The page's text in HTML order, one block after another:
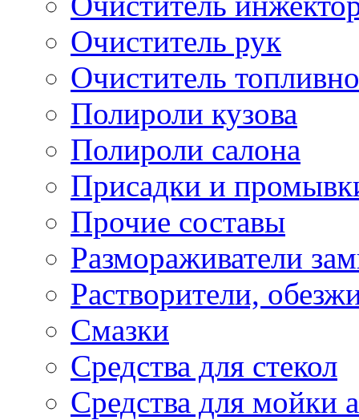
Очиститель рук
Очиститель
Полироли кузова
Полироли салона
Присадки и
Прочие составы
Размораживатели
Растворители,
Смазки
Средства для стекол
Средства для мойки